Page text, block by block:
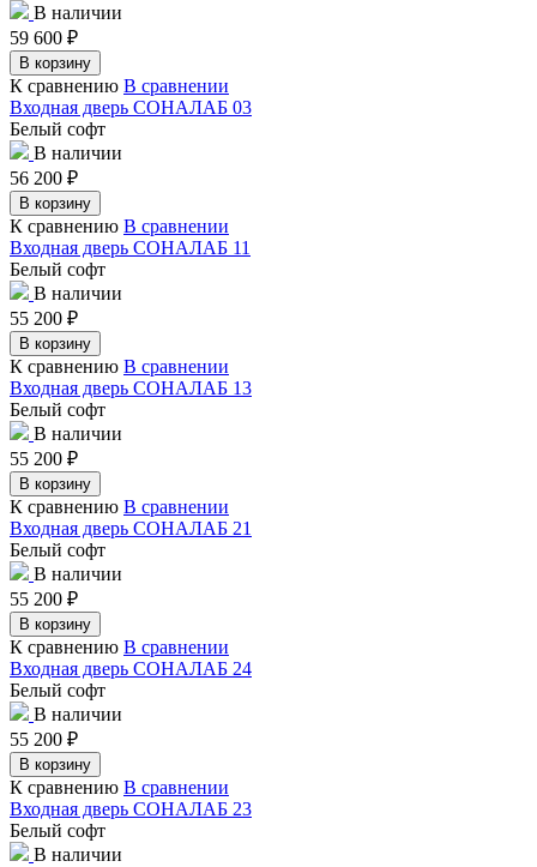
В наличии
59 600 ₽
В корзину
К сравнению В сравнении
Входная дверь СОНАЛАБ 03
Белый софт
В наличии
56 200 ₽
В корзину
К сравнению В сравнении
Входная дверь СОНАЛАБ 11
Белый софт
В наличии
55 200 ₽
В корзину
К сравнению В сравнении
Входная дверь СОНАЛАБ 13
Белый софт
В наличии
55 200 ₽
В корзину
К сравнению В сравнении
Входная дверь СОНАЛАБ 21
Белый софт
В наличии
55 200 ₽
В корзину
К сравнению В сравнении
Входная дверь СОНАЛАБ 24
Белый софт
В наличии
55 200 ₽
В корзину
К сравнению В сравнении
Входная дверь СОНАЛАБ 23
Белый софт
В наличии